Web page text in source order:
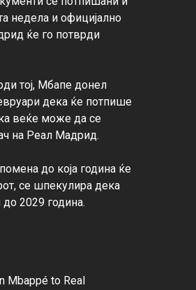
недела и официјално
ќе го потврди
тој, Мбапе донел
дека ќе потпише
веќе може да се
на Реал Мадрид.
до која година ќе
се шпекулира дека
до 2029 година.
Mbappé to Real